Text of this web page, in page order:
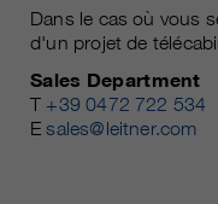
Dans le cas où vous
d'un projet de
Sales Department
T +39 0472 722 534
Esales@leitner.com